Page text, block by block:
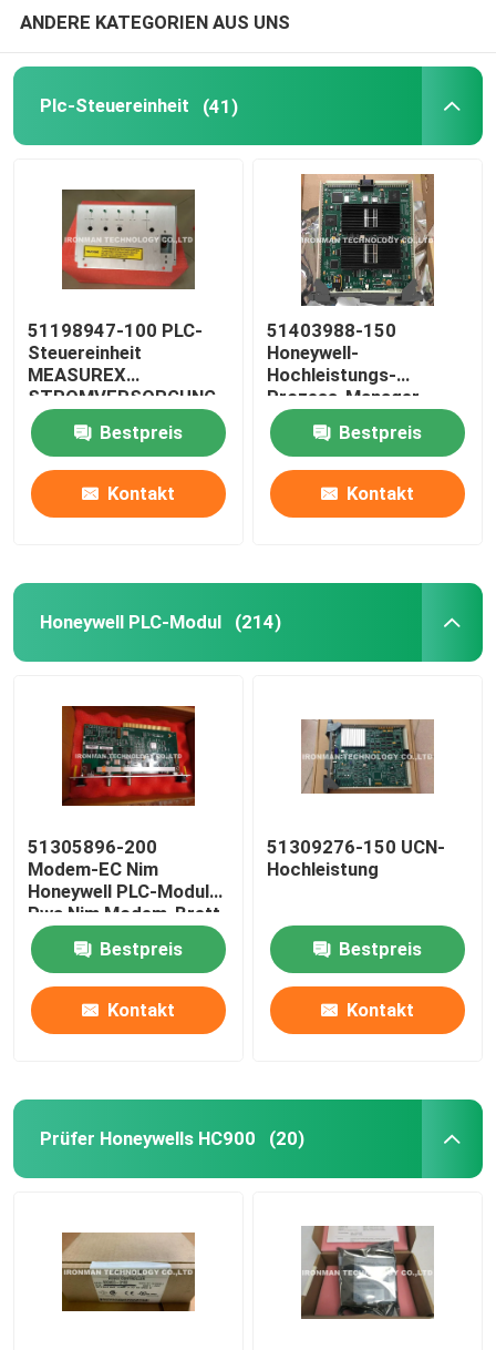
Omron PLC-Batterie
Omron PLC-Kabel
Rosemount-Druckgeber
ANDERE KATEGORIEN AUS UNS
Plc-Steuereinheit (41)
51198947-100 PLC-
Steuereinheit
MEASUREX
STROMVERSORGUNG
Cherokee International
ACX631 Bestpreis
Kontakt
51403988-150
Honeywell-
Hochleistungs-
Prozess-Manager
Comm-Prüfer
Bestpreis
Kontakt
Honeywell PLC-Modul (214)
51305896-200
Modem-EC Nim
Honeywell PLC-Modul
Pwa Nim Modem-Brett
Rev C
Bestpreis
Kontakt
51309276-150 UCN-
Hochleistung
Bestpreis
Kontakt
Prüfer Honeywells HC900 (20)